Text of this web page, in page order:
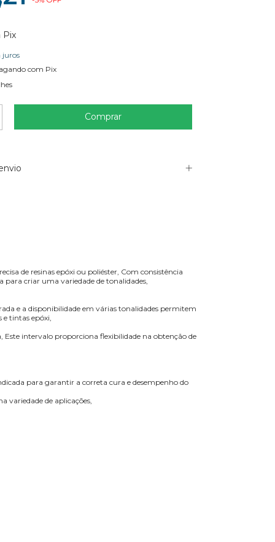
Pix
juros
com Pix
de resinas epóxi ou poliéster, Com consistência
criar uma variedade de tonalidades,
e a disponibilidade em várias tonalidades permitem
e tintas epóxi,
Este intervalo proporciona flexibilidade na obtenção de
para garantir a correta cura e desempenho do
variedade de aplicações,